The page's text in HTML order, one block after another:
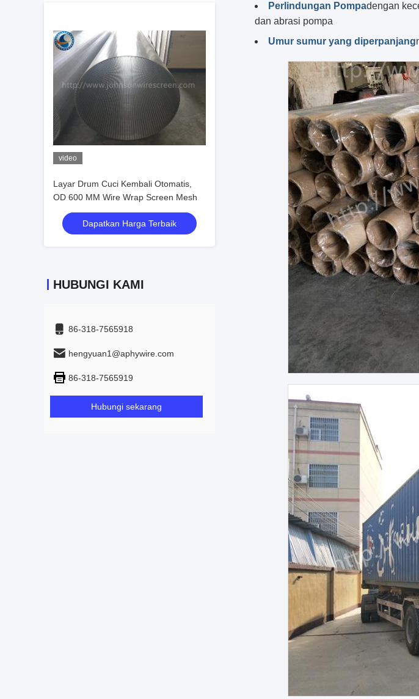
video
Layar Drum Cuci Kembali Otomatis,
OD 600 MM Wire Wrap Screen Mesh
Dapatkan Harga Terbaik
HUBUNGI KAMI
86-318-7565918
hengyuan1@aphywire.com
86-318-7565919
Hubungi sekarang
Perlindungan Pompadengan
dan abrasi pompa
Umur sumur yang diperpanjang